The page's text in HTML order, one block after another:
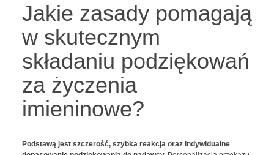
Jakie zasady pomagają
w skutecznym
składaniu podziękowań
za życzenia
imieninowe?
Podstawą jest szczerość, szybka reakcja oraz indywidualne